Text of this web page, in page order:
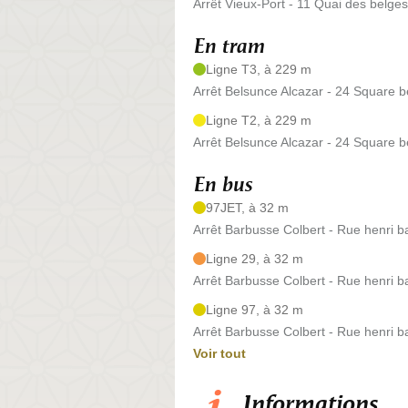
Arrêt Vieux-Port - 11 Quai des belges
En tram
Ligne T3, à 229 m
Arrêt Belsunce Alcazar - 24 Square
Ligne T2, à 229 m
Arrêt Belsunce Alcazar - 24 Square
En bus
97JET, à 32 m
Arrêt Barbusse Colbert - Rue henri
Ligne 29, à 32 m
Arrêt Barbusse Colbert - Rue henri
Ligne 97, à 32 m
Arrêt Barbusse Colbert - Rue henri
Voir tout